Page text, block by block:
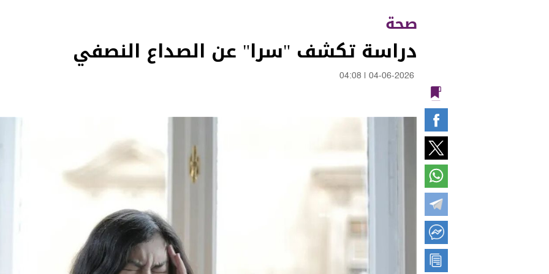
صحة
دراسة تكشف "سرا" عن الصداع النصفي
04-06-2026
04:08